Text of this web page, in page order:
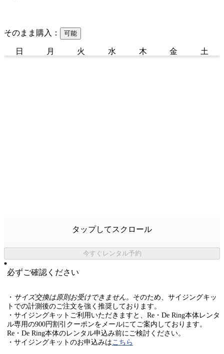
そのまま購入： 可能
日 月 火 水 木 金 土
タップしてスクロール
今すぐレンタル予約
必ずご確認ください
・ サイズ交換は原則お受けできません。 そのため、サイジングキッ
トでの計測後のご注文を強く推奨しております。
・サイジングキットご利用いただきますと、Re・De Ring本体レンタ
ル専用の900円割引クーポンをメールにてご案内しております。
Re・De Ring本体のレンタル申込み前にご検討ください。
・サイジングキットのお申込みは こちら